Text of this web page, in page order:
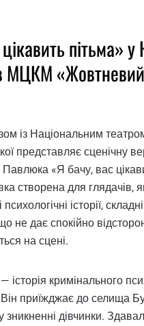
пітьма» у
МЦКМ «Жовтневий
із Національним
представляє сценічну
Павлюка «Я бачу, вас
створена для глядачів,
історії,
не дає спокійно
на сцені.
історія кримінального
приїжджає до селища
зникненні дівчинки.